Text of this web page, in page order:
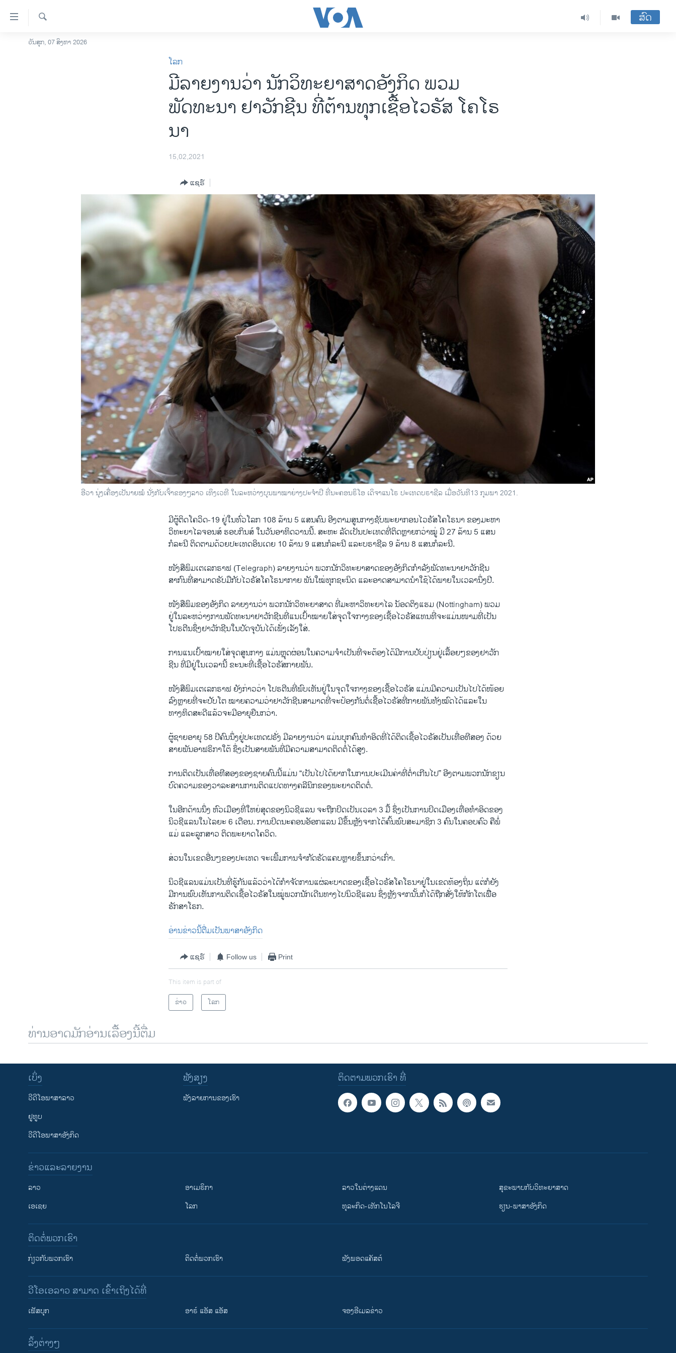
ລິ້ງ
ສຳຫລັບ
ໂຮມເພຈ
ວິທະຍາສາດ-ເທັກໂນໂລຈີ
ຕິດຕາມພວກເຮົາ ທີ່
ຄົ້ນຫາ
ສົດ
ວັນສຸກ, 07 ສິງຫາ 2026
ໂລກ
ມີລາຍງານວ່າ ນັກວິທະຍາສາດອັງກິດ ພວມ
ພັດທະນາ ຢາວັກຊີນ ທີ່ຕ້ານທຸກເຊື້ອໄວຣັສ ໂຄໂຣ
ນາ
15,02,2021
ແຊຣ໌
ອີວາ ນຸ່ງເຄື່ອງເປັນາຍໝໍ ນັ່ງກັບເຈົ້າຂອງໆລາວ ເທິງເວທີ ໃນລະຫວ່າງບຸນພາໝາຍ່າງປະຈຳປີ ທີ່ນະຄອນຣິໂອ ເດິຈາແນໂຣ ປະເທດບຣາຊີລ ເມື່ອວັນທີ13 ກຸມພາ 2021.
ມີຜູ້ຕິດໂຄວິດ-19 ຢູ່ໃນທົ່ວໂລກ 108 ລ້ານ 5 ແສນຄົນ ອີງຕາມສູນກາງຊັບພະຍາກອນໄວຣັສໂຄໂຣນາ ຂອງມະຫາ
ວິທະຍາໄລຈອນສ໌ ຮອບກິນສ໌ ໃນວັນອາທິດວານນີ້. ສະຫະ ລັດເປັນປະເທດທີ່ຕິດຫຼາຍກວ່າໝູ່ ມີ 27 ລ້ານ 5 ແສນ
ກໍລະນີ ຕິດຕາມດ້ວຍປະເທດອິນເດຍ 10 ລ້ານ 9 ແສນກໍລະນີ ແລະບຣາຊີລ 9 ລ້ານ 8 ແສນກໍລະນີ.
ໜັງສືພິມເຕເລກຣາຟ (Telegraph) ລາຍງານວ່າ ພວກນັກວິທະຍາສາດຂອງອັງກິດກຳລັງພັດທະນາຢາວັກຊີນ
ສາກົນທີ່ສາມາດຮັບມືກັບໄວຣັສໂຄໂຣນາກາຍ ພັນໃໝ່ທຸກຊະນິດ ແລະອາດສາມາດນຳໃຊ້ໄດ້ພາຍໃນເວລານຶ່ງປີ.
ໜັງສືພິມຂອງອັງກິດ ລາຍງານວ່າ ພວກນັກວິທະຍາສາດ ທີ່ມະຫາວິທະຍາໄລ ນັອດຕິງແຮມ (Nottingham) ພວມ
ຢູ່ໃນລະຫວ່າງການພັດທະນາຢາວັກຊີນທີ່ແນເປົ້າໝາຍໃສ່ຈຸດໃຈກາງຂອງເຊື້ອໄວຣັສແທນທີ່ຈະແມ່ນໜາມທີ່ເປັນ
ໂປຣຕີນຊຶ່ງຢາວັກຊີນໃນປັດຈຸບັນໄດ້ເພັ່ງເລັງໃສ່.
ການແນເປົ້າໝາຍໃສ່ຈຸດສູນກາງ ແມ່ນຫຼຸດຜ່ອນໃນຄວາມຈຳເປັນທີ່ຈະຕ້ອງໄດ້ມີການປັບປ່ຽນຢູ່ເລື້ອຍໆຂອງຢາວັກ
ຊີນ ທີ່ມີຢູ່ໃນເວລານີ້ ຂະນະທີ່ເຊື້ອໄວຣັສກາຍພັນ.
ໜັງສືພິມເຕເລກຣາຟ ຍັງກ່າວວ່າ ໂປຣຕີນທີ່ພົບເຫັນຢູ່ໃນຈຸດໃຈກາງຂອງເຊື້ອໄວຣັສ ແມ່ນມີຄວາມເປັນໄປໄດ້ໜ້ອຍ
ລົງຫຼາຍທີ່ຈະປັບໂຕ ໝາຍຄວາມວ່າຢາວັກຊີນສາມາດທີ່ຈະປ້ອງກັນຕໍ່ເຊື້ອໄວຣັສທີ່ກາຍພັນທັງໝົດໄດ້ແລະໃນ
ທາງທິດສະດີແລ້ວຈະມີອາຍຸຍືນກວ່າ.
ຜູ້ຊາຍອາຍຸ 58 ປີຄົນນຶ່ງຢູ່ປະເທດຝຣັ່ງ ມີລາຍງານວ່າ ແມ່ນບຸກຄົນທຳອິດທີ່ໄດ້ຕິດເຊື້ອໄວຣັສເປັນເທື່ອທີສອງ ດ້ວຍ
ສາຍພັນອາຟຣິກາໃຕ້ ຊຶ່ງເປັນສາຍພັນທີ່ມີຄວາມສາມາດຕິດຕໍ່ໄດ້ສູງ.
ການຕິດເປັນເທື່ອທີສອງຂອງຊາຍຄົນນີ້ແມ່ນ “ເປັນໄປໄດ້ຍາກໃນການປະເມີນຄ່າທີ່ຕ່ຳເກີນໄປ” ອີງຕາມພວກນັກຂຽນ
ບົດຄວາມຂອງວາລະສານການຕິດແປດທາງຄລີນິກຂອງພະຍາດຕິດຕໍ່.
ໃນອີກດ້ານນຶ່ງ ຫົວເມືອງທີ່ໃຫຍ່ສຸດຂອງນິວຊີແລນ ຈະຖືກປິດເປັນເວລາ 3 ມື້ ຊຶ່ງເປັນການປິດເມືອງເທື່ອທຳອິດຂອງ
ນິວຊີແລນໃນໄລຍະ 6 ເດືອນ. ການປິດນະຄອນອັອກແລນ ມີຂຶ້ນຫຼັງຈາກໄດ້ຄົ້ນພົບສະມາຊິກ 3 ຄົນໃນຄອບຄົວ ຄືພໍ່
ແມ່ ແລະລູກສາວ ຕິດພະຍາດໂຄວິດ.
ສ່ວນໃນເຂດອື່ນໆຂອງປະເທດ ຈະເພີ້ມການຈຳກັດຮັດແຄບຫຼາຍຂຶ້ນກວ່າເກົ່າ.
ນິວຊີແລນແມ່ນເປັນທີ່ຮູ້ກັນແລ້ວວ່າໄດ້ກຳຈັດການແຜ່ລະບາດຂອງເຊື້ອໄວຣັສໂຄໂຣນາຢູ່ໃນເຂດທ້ອງຖິ່ນ ແຕ່ກໍຍັງ
ມີການພົບເຫັນການຕິດເຊື້ອໄວຣັສໃນໝູ່ພວກນັກເດີນທາງໄປນິວຊີແລນ ຊຶ່ງຫຼັງຈາກນັ້ນກໍໄດ້ຖືກສັ່ງໃຫ້ກັກໂຕເພືີ່ອ
ຮັກສາໂຣກ.
ອ່ານຂ່າວນີ້ຕື່ມເປັນພາສາອັງກິດ
ແຊຣ໌ Follow us Print
This item is part of
ຂ່າວ
ໂລກ
ທ່ານອາດມັກອ່ານເລື້ອງນີ້ຕື່ມ
ຕິດຕາມພວກເຮົາ ທີ່
ເບິ່ງ
ວີດີໂອພາສາລາວ
ຢູທູບ
ວີດີໂອພາສາອັງກິດ
ຟັງສຽງ
ຟັງລາຍການຂອງເຮົາ
ຂ່າວແລະລາຍງານ
ລາວ
ເອເຊຍ
ອາເມຣິກາ
ໂລກ
ລາວໃນຕ່າງແດນ
ທຸລະກິດ-ເທັກໂນໂລຈີ
ສຸຂະພາບກັບວິທະຍາສາດ
ຮຽນ-ພາສາອັງກິດ
ຕິດຕໍ່ພວກເຮົາ
ກ່ຽວກັບພວກເຮົາ ຕິດຕໍ່ພວກເຮົາ ຟັງພອດແຄັສຕ໌
ວີໂອເອລາວ ສາມາດ ເຂົ້າເຖິງໄດ້ທີ່
ເຟັສບຸກ ອາຣ໌ ແອັສ ແອັສ ຈອງອີເມລຂ່າວ
​ລິ້ງ​ຕ່າງໆ